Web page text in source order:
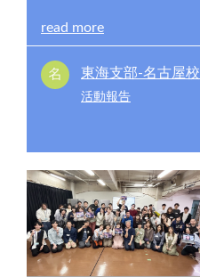
read more
東海支部-名古屋校
活動報告